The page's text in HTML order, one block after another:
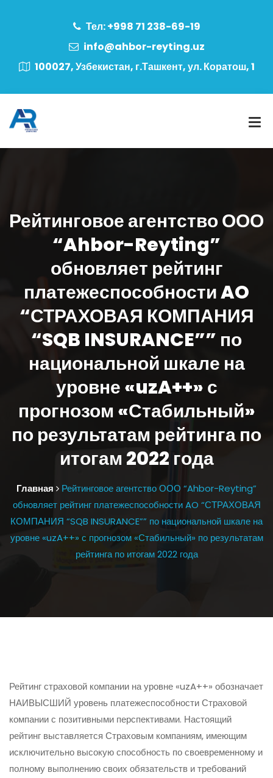
Тел: +998 71 238-69-19
info@ahbor-reyting.uz
100027, Узбекистан, г.Ташкент, ул. Коратош, 1
Рейтинговое агентство ООО
“Ahbor-Reyting”
обновляет рейтинг
платежеспособности AO
“СТРАХОВАЯ КОМПАНИЯ
“SQB INSURANCE”” по
национальной шкале на
уровне «uzA++» с
прогнозом «Стабильный»
по результатам рейтинга по
итогам 2022 года
Главная
Рейтинговое агентство ООО “Ahbor-Reyting”
обновляет рейтинг платежеспособности AO “СТРАХОВАЯ
КОМПАНИЯ “SQB INSURANCE”” по национальной шкале на
уровне «uzA++» с прогнозом «Стабильный» по результатам
рейтинга по итогам 2022 года
Рейтинг страховой компании на уровне «uzA++» обозначает
НАИВЫСШИЙ уровень платежеспособности Страховой
компании с позитивными перспективами. Настоящий
рейтинг выставляется Страховым компаниям, имеющим
исключительно высокую способность по своевременному и
полному выполнению своих обязательств и требований